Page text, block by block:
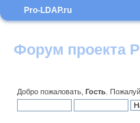
Форум проекта
Добро пожаловать, Гость .
Pro-LDAP.ru